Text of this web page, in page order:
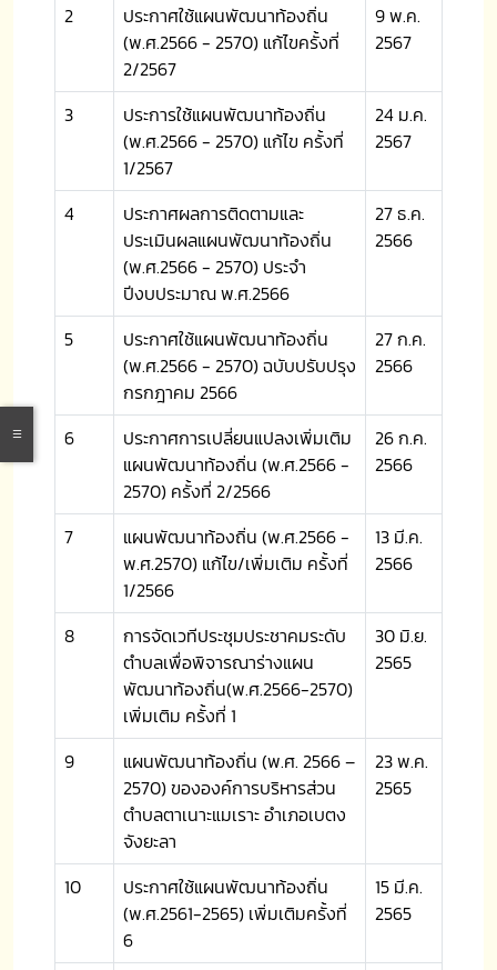
2
ประกาศใช้แผนพัฒนาท้องถิ่น
(พ.ศ.2566 - 2570) แก้ไขครั้งที่
2/2567
9 พ.ค.
2567
3
ประการใช้แผนพัฒนาท้องถิ่น
(พ.ศ.2566 - 2570) แก้ไข ครั้งที่
1/2567
24 ม.ค.
2567
4
ประกาศผลการติดตามและ
ประเมินผลแผนพัฒนาท้องถิ่น
(พ.ศ.2566 - 2570) ประจำ
ปีงบประมาณ พ.ศ.2566
27 ธ.ค.
2566
5
ประกาศใช้แผนพัฒนาท้องถิ่น
(พ.ศ.2566 - 2570) ฉบับปรับปรุง
กรกฎาคม 2566
27 ก.ค.
2566
6
ประกาศการเปลี่ยนแปลงเพิ่มเติม
แผนพัฒนาท้องถิ่น (พ.ศ.2566 -
2570) ครั้งที่ 2/2566
26 ก.ค.
2566
7
แผนพัฒนาท้องถิ่น (พ.ศ.2566 -
พ.ศ.2570) แก้ไข/เพิ่มเติม ครั้งที่
1/2566
13 มี.ค.
2566
8
การจัดเวทีประชุมประชาคมระดับ
ตำบลเพื่อพิจารณาร่างแผน
พัฒนาท้องถิ่น(พ.ศ.2566-2570)
เพิ่มเติม ครั้งที่ 1
30 มิ.ย.
2565
9
แผนพัฒนาท้องถิ่น (พ.ศ. 2566 –
2570) ขององค์การบริหารส่วน
ตำบลตาเนาะแมเราะ อำเภอเบตง
จังยะลา
23 พ.ค.
2565
10
ประกาศใช้แผนพัฒนาท้องถิ่น
(พ.ศ.2561-2565) เพิ่มเติมครั้งที่
6
15 มี.ค.
2565